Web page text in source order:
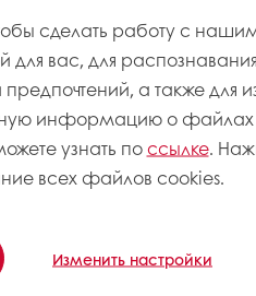
сделать работу с
вас, для
а также для
информацию о файлах
узнать поссылке.
всех файлов cookies.
Изменить настройки